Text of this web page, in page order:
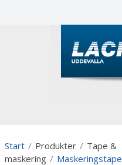
Start / Produkter / Tape &
maskering / Maskeringstape